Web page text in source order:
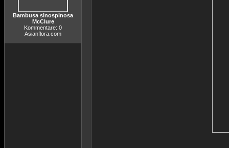
Bambusa sinospinosa
McClure
Kommentare: 0
Asianflora.com